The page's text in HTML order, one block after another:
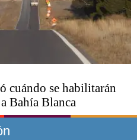
cuándo se habilitarán
Bahía Blanca